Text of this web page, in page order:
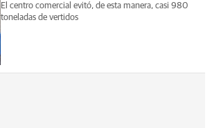
El centro comercial evitó, de esta manera, casi 980
toneladas de vertidos